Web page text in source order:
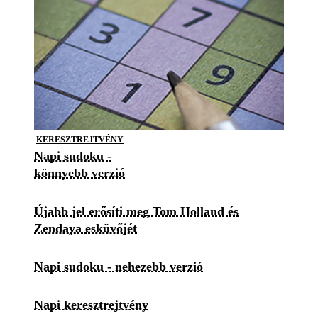
KERESZTREJTVÉNY
Napi sudoku -
könnyebb verzió
Újabb jel erősíti meg Tom Holland és
Zendaya esküvőjét
Napi sudoku - nehezebb verzió
Napi keresztrejtvény